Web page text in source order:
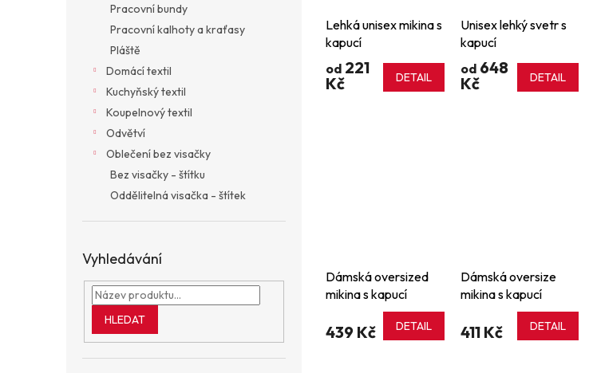
Pracovní bundy
Pracovní kalhoty a kraťasy
Pláště
Domácí textil
Kuchyňský textil
Koupelnový textil
Odvětví
Oblečení bez visačky
Bez visačky - štítku
Oddělitelná visačka - štítek
Vyhledávání
HLEDAT
Lehká unisex mikina s
kapucí
od 221
Kč
DETAIL
Unisex lehký svetr s
kapucí
od648
Kč
DETAIL
Dámská oversized
mikina s kapucí
439 Kč DETAIL
Dámská oversize
mikina s kapucí
411 Kč DETAIL